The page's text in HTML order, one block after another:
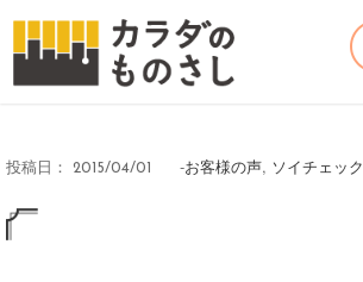
ホーム > お客様の声 >
Twitter
投稿日： 2015/04/01 -お客様の声, ソイチェック